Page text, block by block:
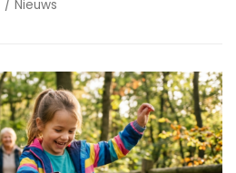
Nieuws